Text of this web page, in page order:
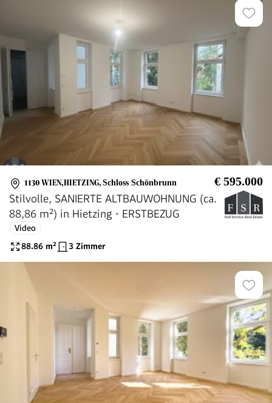
1130 WIEN,HIETZING, Schloss Schönbrunn € 595.000
Stilvolle, SANIERTE ALTBAUWOHNUNG (ca.
88,86 m²) in Hietzing - ERSTBEZUG
Video
88.86 m² 3 Zimmer